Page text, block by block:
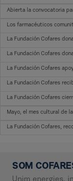
Abierta la convocatoria
La Fundación Cofares
La Fundación Cofares
Mayo, el mes cultural de
SOM